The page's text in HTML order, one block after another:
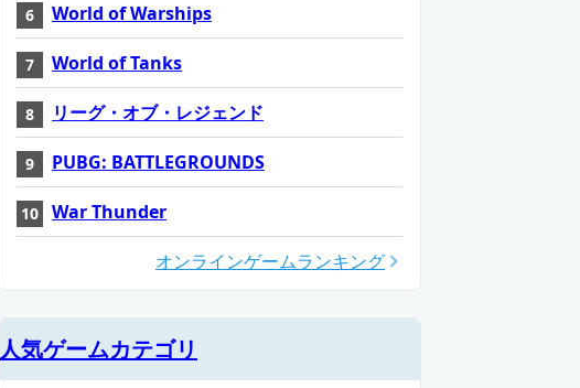
World of Warships
World of Tanks
リーグ・オブ・レジェンド
PUBG: BATTLEGROUNDS
War Thunder
オンラインゲームランキング
人気ゲームカテゴリ